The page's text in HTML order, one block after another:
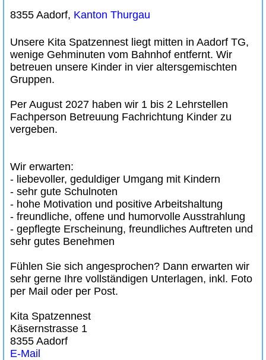
8355 Aadorf, Kanton Thurgau
Unsere Kita Spatzennest liegt mitten in Aadorf TG,
wenige Gehminuten vom Bahnhof entfernt. Wir
betreuen unsere Kinder in vier altersgemischten
Gruppen.
Per August 2027 haben wir 1 bis 2 Lehrstellen
Fachperson Betreuung Fachrichtung Kinder zu
vergeben.
Wir erwarten:
- liebevoller, geduldiger Umgang mit Kindern
- sehr gute Schulnoten
- hohe Motivation und positive Arbeitshaltung
- freundliche, offene und humorvolle Ausstrahlung
- gepflegte Erscheinung, freundliches Auftreten und
sehr gutes Benehmen
Fühlen Sie sich angesprochen? Dann erwarten wir
sehr gerne Ihre vollständigen Unterlagen, inkl. Foto
per Mail oder per Post.
Kita Spatzennest
Käsernstrasse 1
8355 Aadorf
E-Mail